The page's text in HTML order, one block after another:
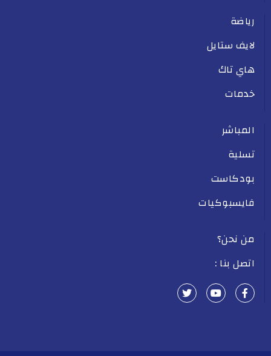
رياضة
لايف ستايل
هاي تاك
خدمات
المباشر
تسلية
بودكاست
فايسبوكيات
من نحن؟
اتصل بنا :